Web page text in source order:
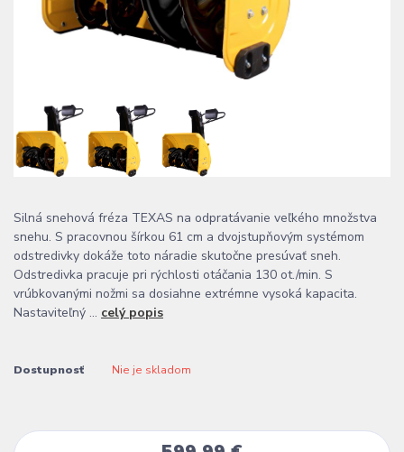
Silná snehová fréza TEXAS na odpratávanie veľkého množstva
snehu. S pracovnou šírkou 61 cm a dvojstupňovým systémom
odstredivky dokáže toto náradie skutočne presúvať sneh.
Odstredivka pracuje pri rýchlosti otáčania 130 ot./min. S
vrúbkovanými nožmi sa dosiahne extrémne vysoká kapacita.
Nastaviteľný ... celý popis
Dostupnosť Nie je skladom